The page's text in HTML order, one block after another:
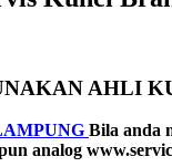
AHLI
Bila anda
analog